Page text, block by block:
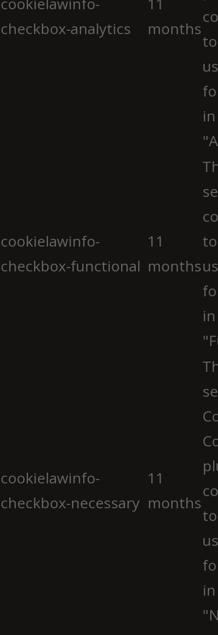
checkbox-analytics
months
cookielawinfo-
checkbox-functional
11
months
cookielawinfo-
checkbox-necessary
11
months